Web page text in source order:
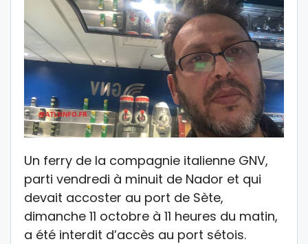
Un ferry de la compagnie italienne GNV,
parti vendredi à minuit de Nador et qui
devait accoster au port de Sète,
dimanche 11 octobre à 11 heures du matin,
a été interdit d’accès au port sétois.